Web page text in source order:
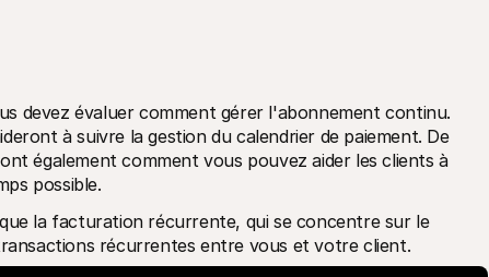
devez évaluer comment gérer l'abonnement continu.
à suivre la gestion du calendrier de paiement. De
également comment vous pouvez aider les clients à
possible.
la facturation récurrente, qui se concentre sur le
récurrentes entre vous et votre client.